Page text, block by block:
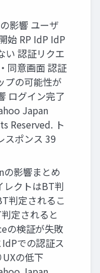
影響 ユーザ
始 RP IdP IdP
い 認証リクエ
同意画⾯ 認証
プの可能性が
ログイン完了
Japan
Reserved. ト
スポンス 39
影響まとめ
クトはBT判
判定されるこ
定されると
の検証が失敗
での認証ス
の低下